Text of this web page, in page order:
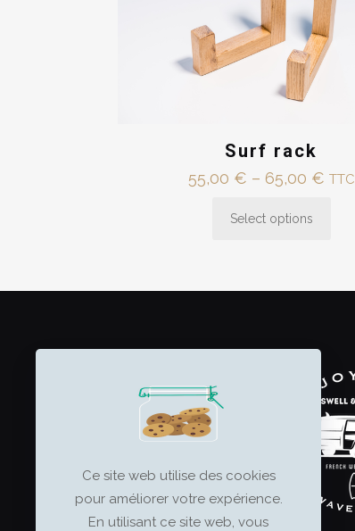
Surf rack
55,00 € – 65,00 €Price
TTC
Select options
This
may
be
chosen
the
product
Ce site web utilise des cookies
pour améliorer votre expérience.
En utilisant ce site web, vous